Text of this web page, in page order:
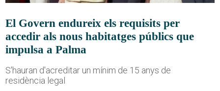
El Govern endureix els requisits per
accedir als nous habitatges públics que
impulsa a Palma
S'hauran d'acreditar un mínim de 15 anys de
residència legal